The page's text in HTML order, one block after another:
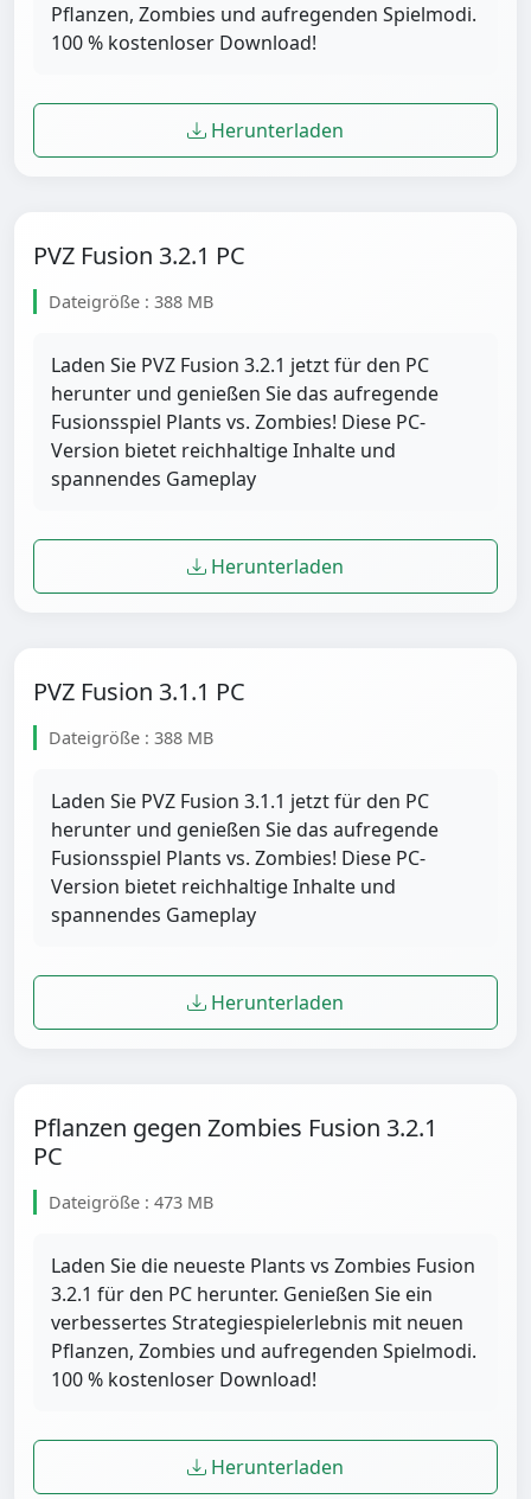
Pflanzen, Zombies und aufregenden Spielmodi.
100 % kostenloser Download!
Herunterladen
PVZ Fusion 3.2.1 PC
Dateigröße : 388 MB
Laden Sie PVZ Fusion 3.2.1 jetzt für den PC
herunter und genießen Sie das aufregende
Fusionsspiel Plants vs. Zombies! Diese PC-
Version bietet reichhaltige Inhalte und
spannendes Gameplay
Herunterladen
PVZ Fusion 3.1.1 PC
Dateigröße : 388 MB
Laden Sie PVZ Fusion 3.1.1 jetzt für den PC
herunter und genießen Sie das aufregende
Fusionsspiel Plants vs. Zombies! Diese PC-
Version bietet reichhaltige Inhalte und
spannendes Gameplay
Herunterladen
Pflanzen gegen Zombies Fusion 3.2.1
PC
Dateigröße : 473 MB
Laden Sie die neueste Plants vs Zombies Fusion
3.2.1 für den PC herunter. Genießen Sie ein
verbessertes Strategiespielerlebnis mit neuen
Pflanzen, Zombies und aufregenden Spielmodi.
100 % kostenloser Download!
Herunterladen